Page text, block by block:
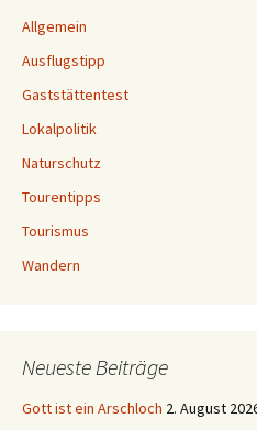
Allgemein
Ausflugstipp
Gaststättentest
Lokalpolitik
Naturschutz
Tourentipps
Tourismus
Wandern
Neueste Beiträge
Gott ist ein Arschloch 2. August